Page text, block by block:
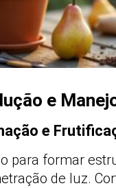
e
e
para formar
de luz.